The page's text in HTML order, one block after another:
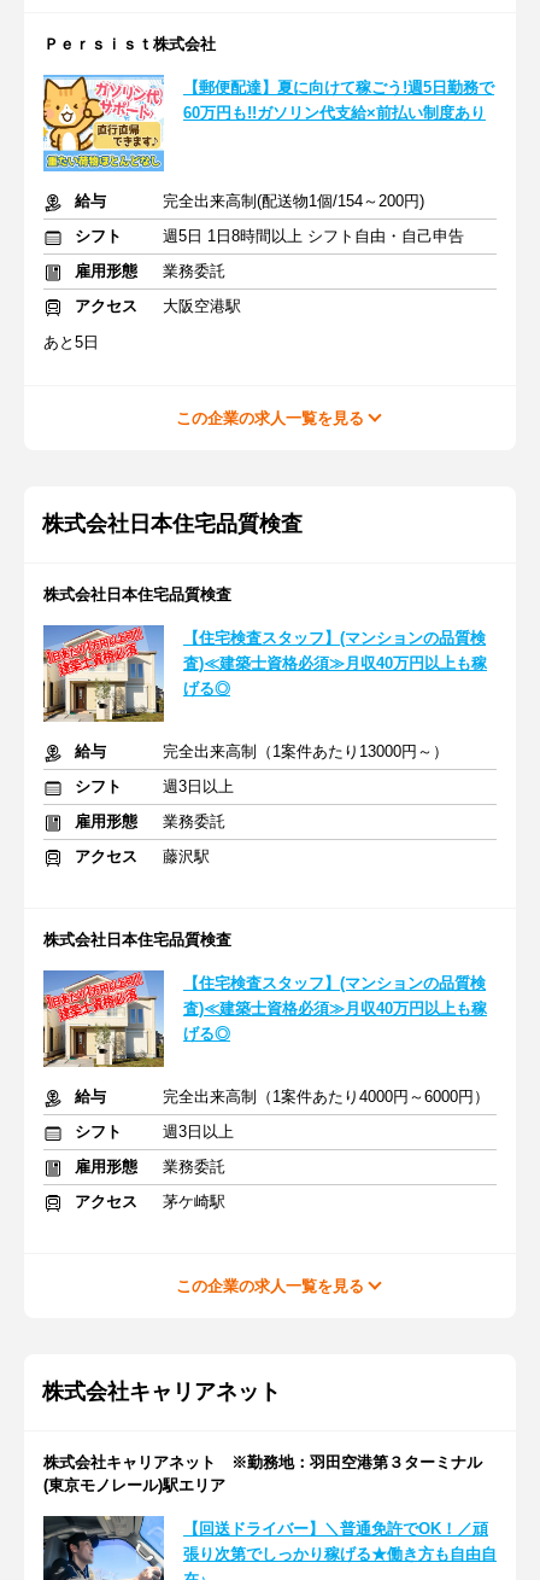
Ｐｅｒｓｉｓｔ株式会社
【郵便配達】夏に向けて稼ごう!週5日勤務で
60万円も!!ガソリン代支給×前払い制度あり
給与
完全出来高制(配送物1個/154～200円)
シフト
週5日 1日8時間以上 シフト自由・自己申告
雇用形態
業務委託
アクセス
大阪空港駅
あと5日
この企業の求人一覧を見る
株式会社日本住宅品質検査
株式会社日本住宅品質検査
【住宅検査スタッフ】(マンションの品質検
査)≪建築士資格必須≫月収40万円以上も稼
げる◎
給与
完全出来高制（1案件あたり13000円～）
シフト
週3日以上
雇用形態
業務委託
アクセス
藤沢駅
株式会社日本住宅品質検査
【住宅検査スタッフ】(マンションの品質検
査)≪建築士資格必須≫月収40万円以上も稼
げる◎
給与
完全出来高制（1案件あたり4000円～6000円）
シフト
週3日以上
雇用形態
業務委託
アクセス
茅ケ崎駅
この企業の求人一覧を見る
株式会社キャリアネット
株式会社キャリアネット ※勤務地：羽田空港第３ターミナル
(東京モノレール)駅エリア
【回送ドライバー】＼普通免許でOK！／頑
張り次第でしっかり稼げる★働き方も自由自